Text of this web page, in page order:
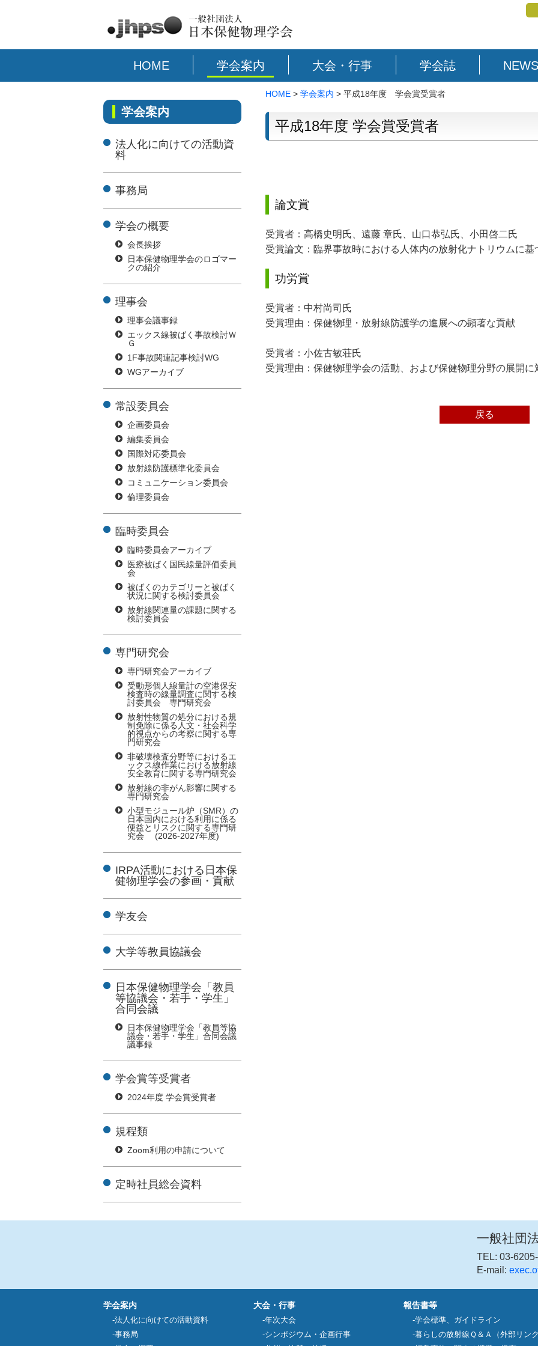
HOME 学会案内 大会・行事 学会誌
HOME > 学会案内 > 平成18年度 学会賞受賞者
平成18年度 学会賞受賞者
論文賞
受賞者：高橋史明氏、遠藤 章氏、山口恭弘氏、小田啓二氏
受賞論文：臨界事故時における人体内の放射化ナトリウムに
功労賞
受賞者：中村尚司氏
受賞理由：保健物理・放射線防護学の進展への顕著な貢献
受賞者：小佐古敏荘氏
受賞理由：保健物理学会の活動、および保健物理分野の展開に
戻る
学会案内
法人化に向けての活動資
料
事務局
学会の概要
会長挨拶
日本保健物理学会のロゴマー
クの紹介
理事会
理事会議事録
エックス線被ばく事故検討Ｗ
Ｇ
1F事故関連記事検討WG
WGアーカイブ
常設委員会
企画委員会
編集委員会
国際対応委員会
放射線防護標準化委員会
コミュニケーション委員会
倫理委員会
臨時委員会
臨時委員会アーカイブ
医療被ばく国民線量評価委員
会
被ばくのカテゴリーと被ばく
状況に関する検討委員会
放射線関連量の課題に関する
検討委員会
専門研究会
専門研究会アーカイブ
受動形個人線量計の空港保安
検査時の線量調査に関する検
討委員会 専門研究会
放射性物質の処分における規
制免除に係る人文・社会科学
的視点からの考察に関する専
門研究会
非破壊検査分野等におけるエ
ックス線作業における放射線
安全教育に関する専門研究会
放射線の非がん影響に関する
専門研究会
小型モジュール炉（SMR）の
日本国内における利用に係る
便益とリスクに関する専門研
究会 (2026-2027年度)
IRPA活動における日本保
健物理学会の参画・貢献
学友会
大学等教員協議会
日本保健物理学会「教員
等協議会・若手・学生」
合同会議
日本保健物理学会「教員等協
議会・若手・学生」合同会議
議事録
学会賞等受賞者
2024年度 学会賞受賞者
規程類
Zoom利用の申請について
定時社員総会資料
一般社団
TEL: 03-
E-mail:
学会案内
法人化に向けての活動資料
事務局
大会・行事
年次大会
シンポジウム・企画行事
報告書等
学会標準、ガイドライン
暮らしの放射線Ｑ＆Ａ（外部リンク